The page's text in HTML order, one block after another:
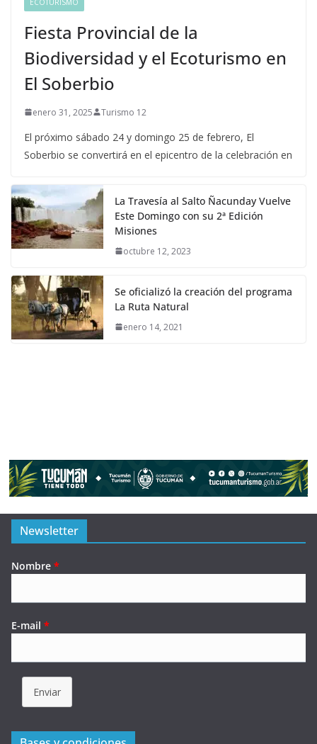
Fiesta Provincial de la
Biodiversidad y el Ecoturismo en
El Soberbio
enero 31, 2025 Turismo 12
El próximo sábado 24 y domingo 25 de febrero, El
Soberbio se convertirá en el epicentro de la celebración en
La Travesía al Salto Ñacunday Vuelve
Este Domingo con su 2ª Edición
Misiones
octubre 12, 2023
Se oficializó la creación del programa
La Ruta Natural
enero 14, 2021
Newsletter
Nombre *
E-mail *
Enviar